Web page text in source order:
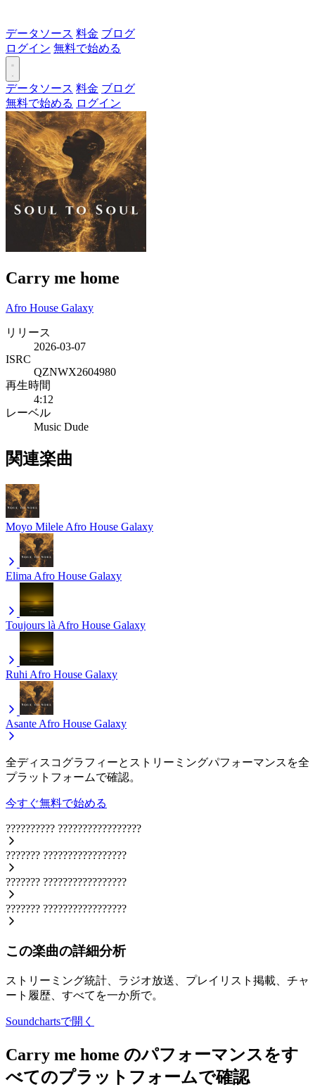
データソース 料金 ブログ
ログイン 無料で始める
データソース 料金 ブログ
無料で始める ログイン
Carry me home
Afro House Galaxy
リリース
2026-03-07
ISRC
QZNWX2604980
再生時間
4:12
レーベル
Music Dude
関連楽曲
Moyo Milele Afro House Galaxy
Elima Afro House Galaxy
Toujours là Afro House Galaxy
Ruhi Afro House Galaxy
Asante Afro House Galaxy
全ディスコグラフィーとストリーミングパフォーマンスを全
プラットフォームで確認。
今すぐ無料で始める
?????????? ?????????????????
??????? ?????????????????
??????? ?????????????????
??????? ?????????????????
この楽曲の詳細分析
ストリーミング統計、ラジオ放送、プレイリスト掲載、チャ
ート履歴、すべてを一か所で。
Soundchartsで開く
Carry me home のパフォーマンスをす
べてのプラットフォームで確認